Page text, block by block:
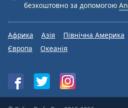
безкоштовно за допомогою
Африка Азія Північна Америка
Європа
Океанія